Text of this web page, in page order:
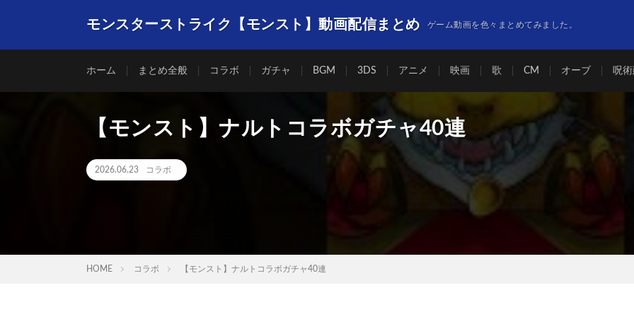
モンスターストライク【モンスト】動画配信まとめ ゲーム動画を色々まとめてみました。
ホーム まとめ全般 コラボ ガチャ BGM 3DS アニメ 映画 歌 CM オーブ 呪
【モンスト】ナルトコラボガチャ40連
2026.06.23 コラボ
HOME コラボ 【モンスト】ナルトコラボガチャ40連